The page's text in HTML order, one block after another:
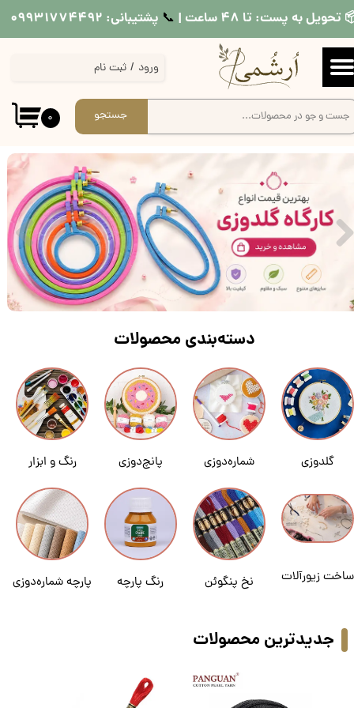
تحویل به پست: تا ۴۸ ساعت | 📞​​​​​​​ پشتیبانی: ۰۹۹۳۱۷۷۴۴۹۲
۰ جستجو
ورود / ثبت نام
حساب کاربری من
تغییر گذر واژه
سفارشات
گلدوزی شماره‌دوزی پانچ‌دوزی رنگ و ابزار
ساخت زیورآلات نخ پنگوئن رنگ پارچه پارچه شماره‌دوزی
دسته‌بندی محصولات
جدیدترین محصولات